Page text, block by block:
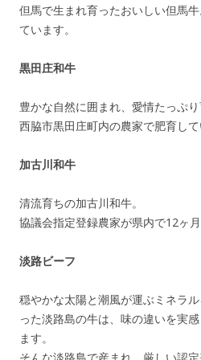
但馬で生まれ育ったおいしい但馬
ています。
黒田庄和牛
豊かな自然に囲まれ、愛情たっぷり
西脇市黒田庄町内の農家で肥育して
加古川和牛
清流育ちの加古川和牛。
協議会指定登録農家が県内で12ヶ
淡路ビーフ
穏やかな太陽と潮風が運ぶミネラ
った淡路島の牛は、味の違いを実
ます。